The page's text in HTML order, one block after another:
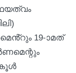
19-ാമത്